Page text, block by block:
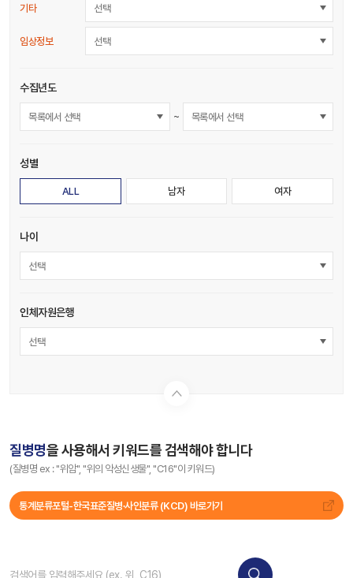
기타 선택
임상정보 선택
수집년도
~
성별
ALL 남자 여자
나이
선택
인체자원은행
선택
질병명을 사용해서 키워드를 검색해야 합니다
(질병명 ex : "위암", "위의 악성신생물", "C16"이 키워드)
통계분류포털-한국표준질병∙사인분류 (KCD) 바로가기